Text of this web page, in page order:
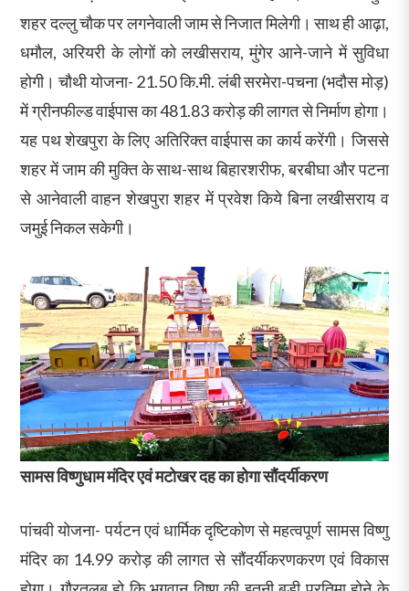
शहर दल्लु चौक पर लगनेवाली जाम से निजात मिलेगी। साथ ही आढ़ा,
धमौल, अरियरी के लोगों को लखीसराय, मुंगेर आने-जाने में सुविधा
होगी। चौथी योजना- 21.50 कि.मी. लंबी सरमेरा-पचना (भदौस मोड़)
में ग्रीनफील्ड वाईपास का 481.83 करोड़ की लागत से निर्माण होगा।
यह पथ शेखपुरा के लिए अतिरिक्त वाईपास का कार्य करेंगी। जिससे
शहर में जाम की मुक्ति के साथ-साथ बिहारशरीफ, बरबीघा और पटना
से आनेवाली वाहन शेखपुरा शहर में प्रवेश किये बिना लखीसराय व
जमुई निकल सकेगी।
सामस विष्णुधाम मंदिर एवं मटोखर दह का होगा सौंदर्यीकरण
पांचवी योजना- पर्यटन एवं धार्मिक दृष्टिकोण से महत्वपूर्ण सामस विष्णु
मंदिर का 14.99 करोड़ की लागत से सौंदर्यीकरणकरण एवं विकास